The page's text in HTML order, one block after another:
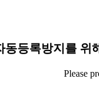
동등록방지를 위
Please